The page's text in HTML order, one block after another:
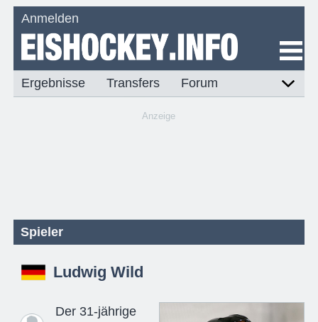
Anmelden
Ergebnisse Transfers Forum
Anzeige
Spieler
Ludwig Wild
Der 31-jährige